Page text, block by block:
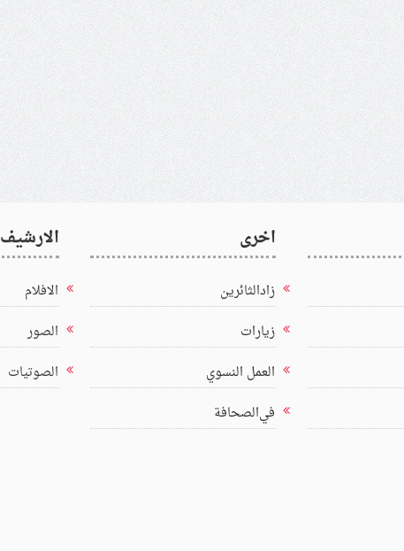
اخرى
زادالثائرين
زيارات
العمل النسوي
في‌الصحافة
الارشيف
الافلام
الصور
الصوتيات